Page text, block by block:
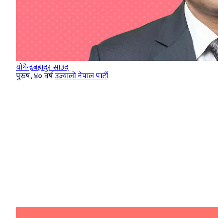
योगेन्द्रबहादुर साउद
पुरुष, ४० वर्षउज्यालो नेपाल पार्टी